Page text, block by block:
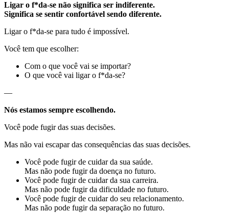
Ligar o f*da-se não significa ser indiferente.
Significa se sentir confortável sendo diferente.
Ligar o f*da-se para tudo é impossível.
Você tem que escolher:
Com o que você vai se importar?
O que você vai ligar o f*da-se?
—
Nós estamos sempre escolhendo.
Você pode fugir das suas decisões.
Mas não vai escapar das consequências das suas decisões.
Você pode fugir de cuidar da sua saúde.
Mas não pode fugir da doença no futuro.
Você pode fugir de cuidar da sua carreira.
Mas não pode fugir da dificuldade no futuro.
Você pode fugir de cuidar do seu relacionamento.
Mas não pode fugir da separação no futuro.